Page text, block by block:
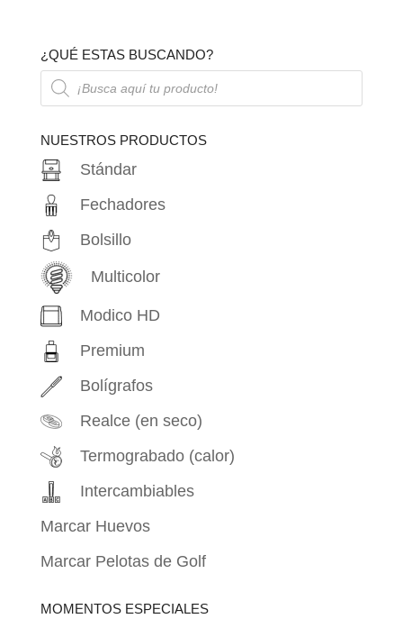
¿QUÉ ESTAS BUSCANDO?
Búsqueda
de
productos
NUESTROS PRODUCTOS
Stándar
Fechadores
Bolsillo
Multicolor
Modico HD
Premium
Bolígrafos
Realce (en seco)
Termograbado (calor)
Intercambiables
Marcar Huevos
Marcar Pelotas de Golf
MOMENTOS ESPECIALES